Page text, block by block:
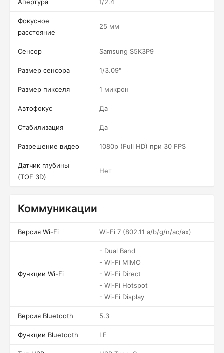
Апертура f/2.4
Фокусное
расстояние
25 мм
Сенсор Samsung S5K3P9
Размер сенсора 1/3.09"
Размер пикселя 1 микрон
Автофокус Да
Стабилизация Да
Разрешение видео 1080p (Full HD) при 30 FPS
Датчик глубины
(TOF 3D)
Нет
Коммуникации
Версия Wi-Fi Wi-Fi 7 (802.11 a/b/g/n/ac/ax)
Функции Wi-Fi
- Dual Band
- Wi-Fi MiMO
- Wi-Fi Direct
- Wi-Fi Hotspot
- Wi-Fi Display
Версия Bluetooth 5.3
Функции Bluetooth LE